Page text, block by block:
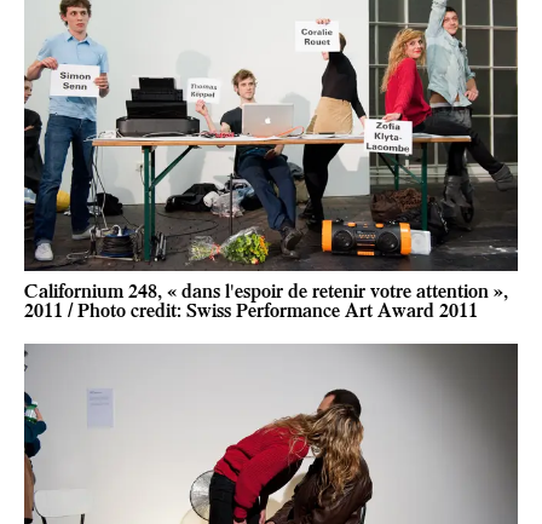
Californium 248, « dans l'espoir de retenir votre attention »,
2011 / Photo credit: Swiss Performance Art Award 2011